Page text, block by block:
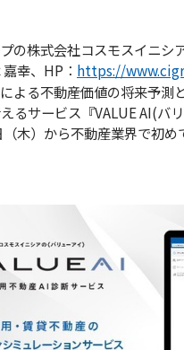
の株式会社コスモスイニシ
幸、HP： https://
よる不動産価値の将来予測
るサービス『VALUE AI(バリ
木）から不動産業界で初め